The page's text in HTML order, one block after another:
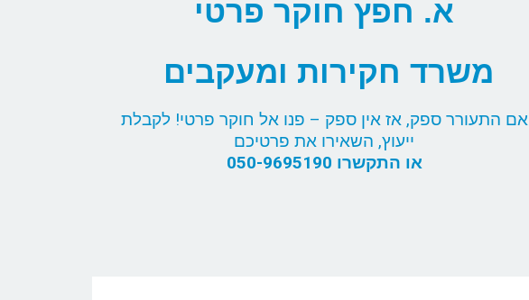
א. חפץ חוקר פרטי
משרד חקירות ומעקבים
אם התעורר ספק, אז אין ספק – פנו אל חוקר פרטי! לקבלת
ייעוץ, השאירו את פרטיכם
או התקשרו 050-9695190